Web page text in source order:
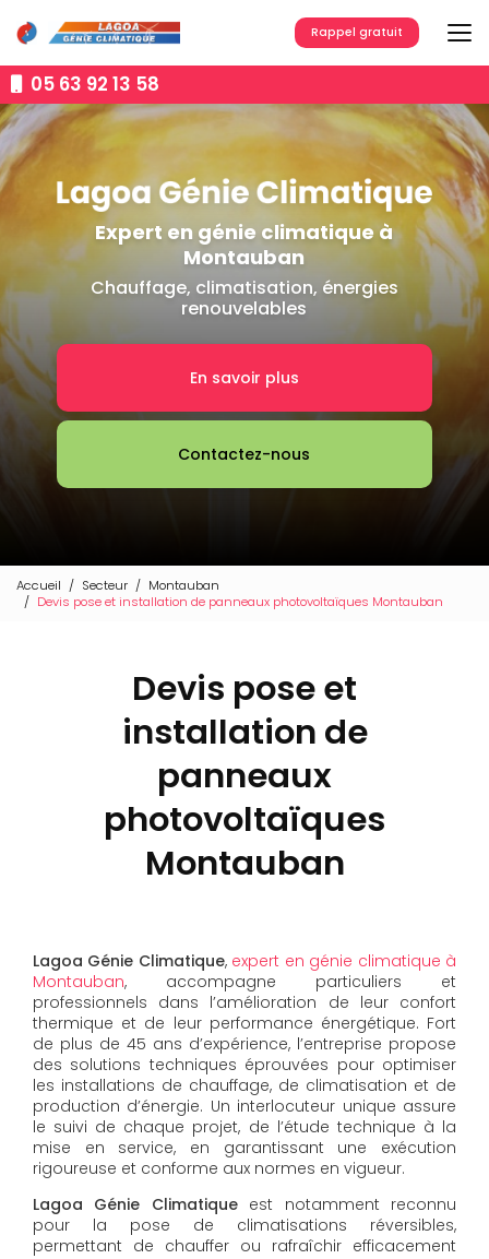
au
contenu
principal05 63 92 13 58
Rappel gratuit
Expert en génie climatique à
Montauban
Chauffage, climatisation, énergies
renouvelables
En savoir plus
Contactez-nous
Accueil Secteur
Montauban
Devis pose et installation de panneaux photovoltaïques Montauban
Devis pose et
installation de
panneaux
photovoltaïques
Montauban
Lagoa Génie Climatique, expert en génie climatique à
Montauban, accompagne particuliers et
professionnels dans l’amélioration de leur confort
thermique et de leur performance énergétique. Fort
de plus de 45 ans d’expérience, l’entreprise propose
des solutions techniques éprouvées pour optimiser
les installations de chauffage, de climatisation et de
production d’énergie. Un interlocuteur unique assure
le suivi de chaque projet, de l’étude technique à la
mise en service, en garantissant une exécution
rigoureuse et conforme aux normes en vigueur.
Lagoa Génie Climatiqueest notamment reconnu
pour la pose de climatisations réversibles,
permettant de chauffer ou rafraîchir efficacement